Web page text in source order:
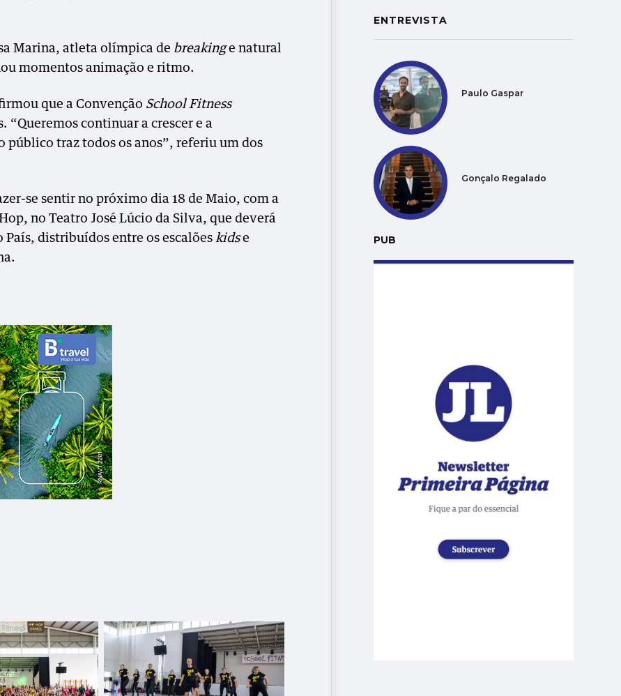
Marina, atleta olímpica de breakinge natural
momentos animação e ritmo.
que a Convenção School Fitness
“Queremos continuar a crescer e a
público traz todos os anos”, referiu um dos
se sentir no próximo dia 18 de Maio, com a
no Teatro José Lúcio da Silva, que deverá
País, distribuídos entre os escalõeskidse
ENTREVISTA
Paulo Gaspar
Gonçalo Regalado
PUB